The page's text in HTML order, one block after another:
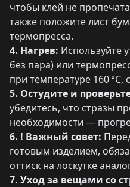
чтобы клей не
также положите лист
термопресса.
4. Нагрев: Используйте
без пара) или
при температуре 160
5. Остудите и
убедитесь, что стразы
необходимости —
6. ! Важный совет:
готовым изделием,
оттиск на лоскутке
7. Уход за вещами со